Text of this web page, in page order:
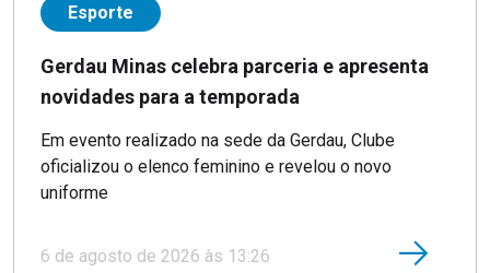
Esporte
Gerdau Minas celebra parceria e apresenta
novidades para a temporada
Em evento realizado na sede da Gerdau, Clube
oficializou o elenco feminino e revelou o novo
uniforme
6 de agosto de 2026 às 13:26